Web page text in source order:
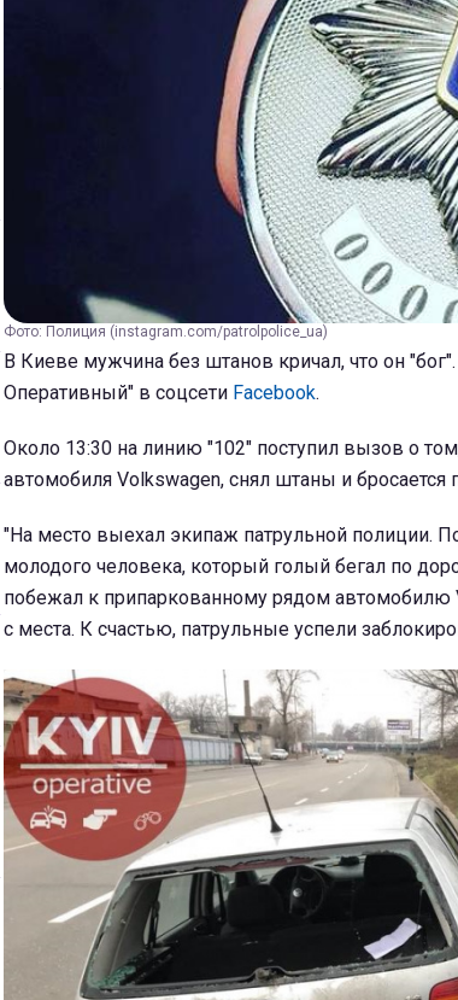
Фото: Полиция (instagram.com/patrolpolice_ua)
В Киеве мужчина без штанов кричал, что он
Оперативный" в соцсети Facebook.
Около 13:30 на линию "102" поступил вызов о
автомобиля Volkswagen, снял штаны и
"На место выехал экипаж патрульной полиции.
молодого человека, который голый бегал по
побежал к припаркованному рядом автомобилю
с места. К счастью, патрульные успели